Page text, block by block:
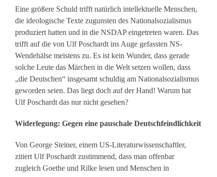
Eine größere Schuld trifft natürlich intellektuelle Menschen,
die ideologische Texte zugunsten des Nationalsozialismus
produziert hatten und in die NSDAP eingetreten waren. Das
trifft auf die von Ulf Poschardt ins Auge gefassten NS-
Wendehälse meistens zu. Es ist kein Wunder, dass gerade
solche Leute das Märchen in die Welt setzen wollen, dass
„die Deutschen“ insgesamt schuldig am Nationalsozialismus
geworden seien. Das liegt doch auf der Hand! Warum hat
Ulf Poschardt das nur nicht gesehen?
Widerlegung: Gegen eine pauschale Deutschfeindlichkeit
Von George Steiner, einem US-Literaturwissenschaftler,
zitiert Ulf Poschardt zustimmend, dass man offenbar
zugleich Goethe und Rilke lesen und Menschen in